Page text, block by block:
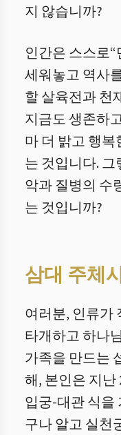
지 않습니까?
인간은 스스로
세워놓고 역사
할 살육전과 천
지금도 생존하
마 더 밝고 행
는 것입니다.
악과 질병의 수
는 것입니까?
삼대 주체
여러분, 인류가
타개하고 하나
가족을 만드는
해, 본인은 지난
입궁-대관 식을
구나 알고 실천